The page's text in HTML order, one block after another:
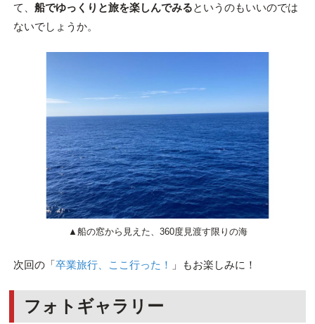
て、 船でゆっくりと旅を楽しんでみるというのもいいのでは
ないでしょうか。
▲船の窓から見えた、360度見渡す限りの海
次回の「卒業旅行、ここ行った！ 」もお楽しみに！
フォトギャラリー